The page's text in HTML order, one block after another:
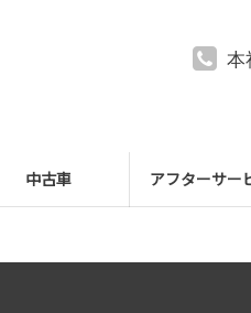
本
中古車 アフターサー